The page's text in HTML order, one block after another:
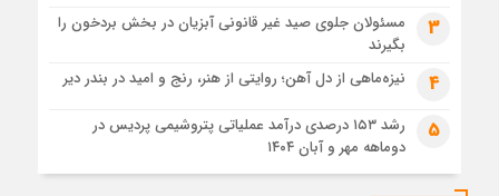
3
مسئولان جلوی صید غیر قانونی آبزیان در بخش بردخون را
بگیرند
4 نیزه‌ماهی از دل آهن؛ روایتی از هنر، رنج و امید در بندر دیر
5
رشد ۱۵۳ درصدی درآمد عملیاتی پتروشیمی پردیس در
دوماهه مهر و آبان ۱۴۰۴